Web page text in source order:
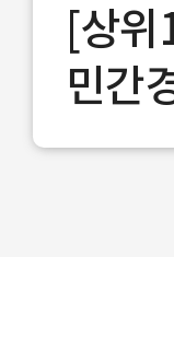
[상위
민간